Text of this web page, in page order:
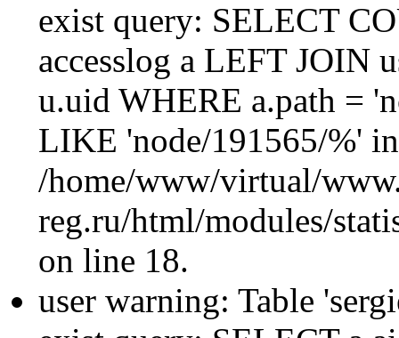
exist query: SELECT
accesslog a LEFT JOIN
u.uid WHERE a.path =
LIKE 'node/191565/%' in
/home/www/virtual/
reg.ru/html/modules/
on line 18.
user warning: Table